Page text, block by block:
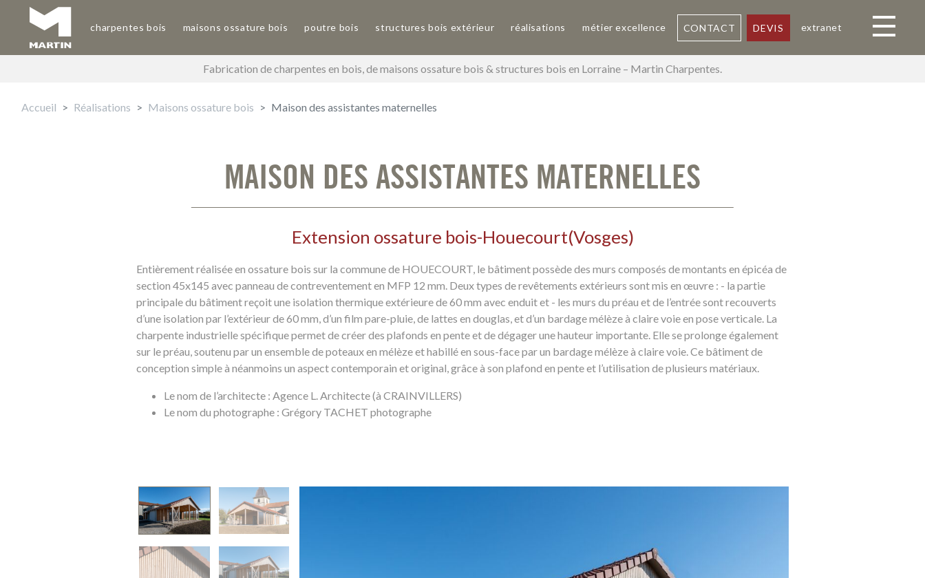
contenu
principal
charpentes bois maisons ossature bois poutre bois structures bois extérieur réalisations métier excellence CONTACT DEVIS extranet
Main navigation Toggle
Fabrication de charpentes en bois, de maisons ossature bois & structures bois en Lorraine – Martin Charpentes.
Accueil Réalisations Maisons ossature bois Maison des assistantes maternelles
MAISON DES ASSISTANTES MATERNELLES
Extension ossature bois-Houecourt(Vosges)
Entièrement réalisée en ossature bois sur la commune de HOUECOURT, le bâtiment possède des murs composés de montants en épicéa de
section 45x145 avec panneau de contreventement en MFP 12 mm. Deux types de revêtements extérieurs sont mis en œuvre : - la partie
principale du bâtiment reçoit une isolation thermique extérieure de 60 mm avec enduit et - les murs du préau et de l’entrée sont recouverts
d’une isolation par l’extérieur de 60 mm, d’un film pare-pluie, de lattes en douglas, et d’un bardage mélèze à claire voie en pose verticale. La
charpente industrielle spécifique permet de créer des plafonds en pente et de dégager une hauteur importante. Elle se prolonge également
sur le préau, soutenu par un ensemble de poteaux en mélèze et habillé en sous-face par un bardage mélèze à claire voie. Ce bâtiment de
conception simple à néanmoins un aspect contemporain et original, grâce à son plafond en pente et l’utilisation de plusieurs matériaux.
Le nom de l’architecte : Agence L. Architecte (à CRAINVILLERS)
Le nom du photographe : Grégory TACHET photographe